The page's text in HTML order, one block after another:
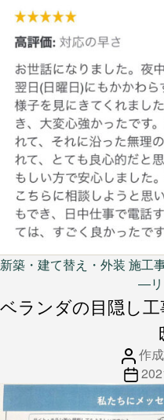
新築・建て替え・外装 施工
―リ
ベランダの目隠し
投
稿
者
作
投
稿
日